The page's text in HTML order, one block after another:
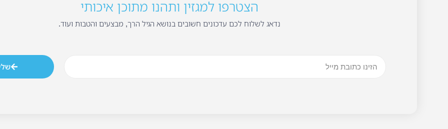
הצטרפו למגזין ותהנו מתוכן איכותי
נדאג לשלוח לכם עדכונים חשובים בנושא הגיל הרך, מבצעים והטבות ועוד.